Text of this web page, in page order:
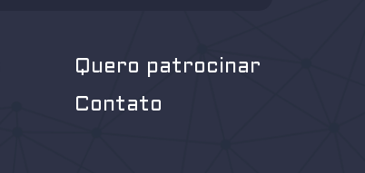
Quero patrocinar
Contato